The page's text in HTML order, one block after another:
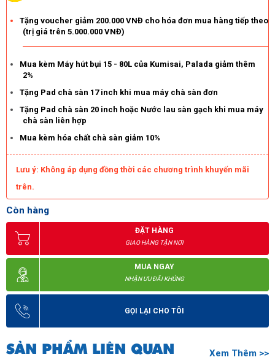
Tặng voucher giảm 200.000 VNĐ cho hóa đơn mua hàng tiếp theo
(trị giá trên 5.000.000 VNĐ)
Mua kèm Máy hút bụi 15 - 80L của Kumisai, Palada giảm thêm
2%
Tặng Pad chà sàn 17 inch khi mua máy chà sàn đơn
Tặng Pad chà sàn 20 inch hoặc Nước lau sàn gạch khi mua máy
chà sàn liên hợp
Mua kèm hóa chất chà sàn giảm 10%
Lưu ý: Không áp dụng đồng thời các chương trình khuyến mãi
trên.
Còn hàng
ĐẶT HÀNG
GIAO HÀNG TẬN NƠI
MUA NGAY
NHẬN ƯU ĐÃI KHỦNG
GỌI LẠI CHO TÔI
SẢN PHẨM LIÊN QUAN Xem Thêm >>